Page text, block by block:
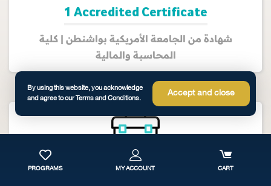
1 Accredited Certificate
شهادة من الجامعة الأمريكية بواشنطن | كلية
المحاسبة والمالية
120 CPE CREDITS
PROGRAMS MY ACCOUNT CART
By using this website, you acknowledge
and agree to our Terms and Conditions.
Accept and close